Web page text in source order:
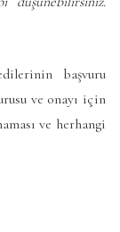
başvuru
ve onayı için
ve herhangi